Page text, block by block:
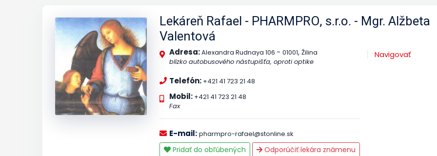
Lekáreň Rafael - PHARMPRO, s.r.o. - Mgr. Alžbeta
Valentová
Adresa:Alexandra Rudnaya 106 - 01001, Žilina
blízko autobusového nástupišťa, oproti optike
Telefón: +421 41 723 21 48
Mobil: +421 41 723 21 48
Fax
E-mail: pharmpro-rafael@stonline.sk
Pridať do obľúbených Odporúčiť lekára známenu
Navigovať